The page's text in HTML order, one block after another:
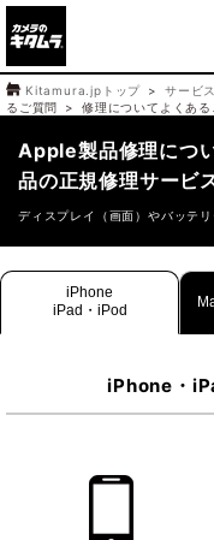
Kitamura.jpトップ サービ
るご質問
修理についてよくある
Apple製品修理につ
品の正規修理サービ
ディスプレイ（画面）やバッテ
iPhone
iPad・iPod
iPhone・